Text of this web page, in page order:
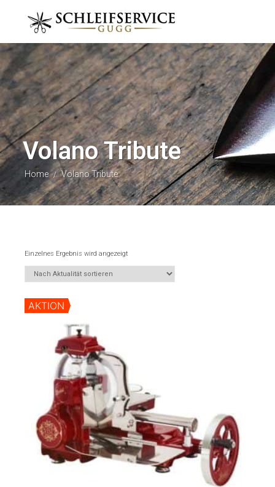
Volano Tribute
Home / Volano Tribute
Einzelnes Ergebnis wird angezeigt
AKTION